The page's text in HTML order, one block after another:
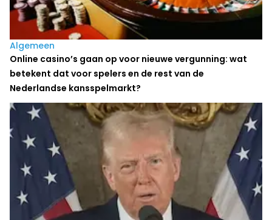
Algemeen
Online casino’s gaan op voor nieuwe vergunning: wat
betekent dat voor spelers en de rest van de
Nederlandse kansspelmarkt?